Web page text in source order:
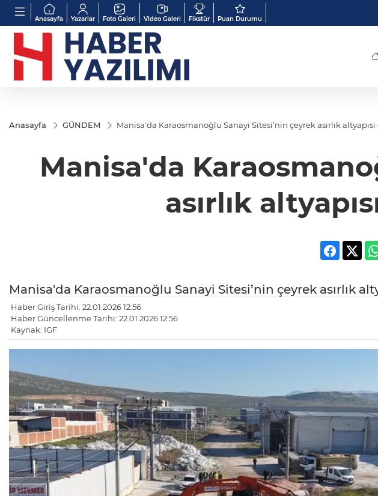
Anasayfa Yazarlar Foto Galeri Video Galeri Fikstür Puan Durumu
Anasayfa GÜNDEM Manisa'da Karaosmanoğlu Sanayi Sitesi’nin çeyrek asırlık
Manisa'da
asırlık
Manisa'da Karaosmanoğlu Sanayi Sitesi’nin çeyrek asırlık
Haber Giriş Tarihi: 22.01.2026 12:56
Haber Güncellenme Tarihi: 22.01.2026 12:56
Kaynak: IGF